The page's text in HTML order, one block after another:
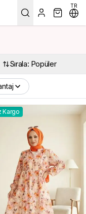
TR
Sırala: Popüler
Kargo